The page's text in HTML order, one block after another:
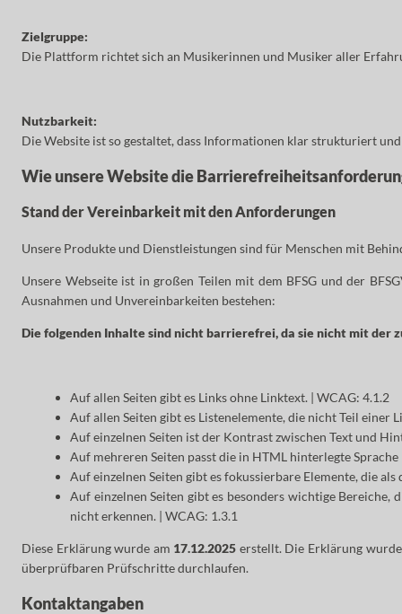
Zielgruppe:
Die Plattform richtet sich an Musikerinnen und Musiker aller
Nutzbarkeit:
Die Website ist so gestaltet, dass Informationen klar strukturiert
Wie unsere Website die
Stand der Vereinbarkeit mit den Anforderungen
Unsere Produkte und Dienstleistungen sind für Menschen mit
Unsere Webseite ist in großen Teilen mit dem BFSG und der
Ausnahmen und Unvereinbarkeiten bestehen:
Die folgenden Inhalte sind nicht barrierefrei, da sie nicht mit der
Auf allen Seiten gibt es Links ohne Linktext. | WCAG: 4.1.2
Auf allen Seiten gibt es Listenelemente, die nicht Teil einer
Auf einzelnen Seiten ist der Kontrast zwischen Text und
Auf mehreren Seiten passt die in HTML hinterlegte
Auf einzelnen Seiten gibt es fokussierbare Elemente, die
Auf einzelnen Seiten gibt es besonders wichtige Bereiche,
nicht erkennen. | WCAG: 1.3.1
Diese Erklärung wurde am 17.12.2025 erstellt. Die Erklärung
überprüfbaren Prüfschritte durchlaufen.
Kontaktangaben